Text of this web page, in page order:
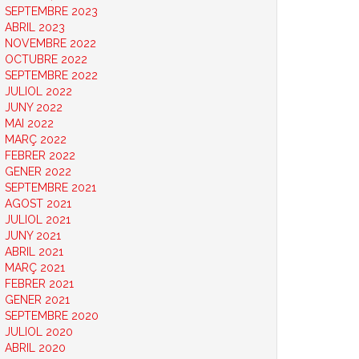
SEPTEMBRE 2023
ABRIL 2023
NOVEMBRE 2022
OCTUBRE 2022
SEPTEMBRE 2022
JULIOL 2022
JUNY 2022
MAI 2022
MARÇ 2022
FEBRER 2022
GENER 2022
SEPTEMBRE 2021
AGOST 2021
JULIOL 2021
JUNY 2021
ABRIL 2021
MARÇ 2021
FEBRER 2021
GENER 2021
SEPTEMBRE 2020
JULIOL 2020
ABRIL 2020